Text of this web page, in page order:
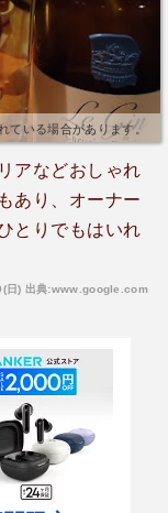
ている場合があります。
アなどおしゃれ
あり、オーナー
とりでもはいれ
日) 出典:www.google.com